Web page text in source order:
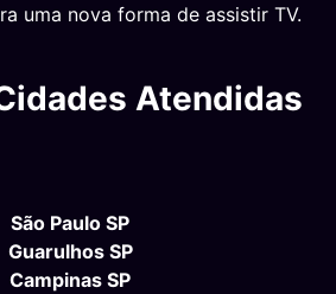
uma nova forma de assistir TV.
Atendidas
São Paulo SP
Guarulhos SP
Campinas SP